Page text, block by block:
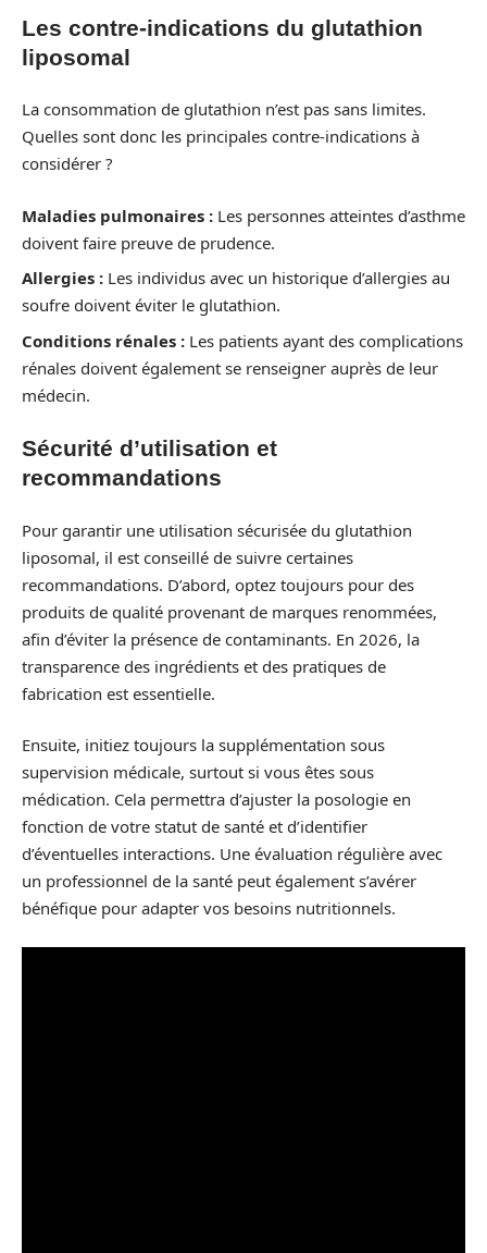
Les contre-indications du glutathion
liposomal
La consommation de glutathion n’est pas sans limites.
Quelles sont donc les principales contre-indications à
considérer ?
Maladies pulmonaires : Les personnes atteintes d’asthme
doivent faire preuve de prudence.
Allergies : Les individus avec un historique d’allergies au
soufre doivent éviter le glutathion.
Conditions rénales : Les patients ayant des complications
rénales doivent également se renseigner auprès de leur
médecin.
Sécurité d’utilisation et
recommandations
Pour garantir une utilisation sécurisée du glutathion
liposomal, il est conseillé de suivre certaines
recommandations. D’abord, optez toujours pour des
produits de qualité provenant de marques renommées,
afin d’éviter la présence de contaminants. En 2026, la
transparence des ingrédients et des pratiques de
fabrication est essentielle.
Ensuite, initiez toujours la supplémentation sous
supervision médicale, surtout si vous êtes sous
médication. Cela permettra d’ajuster la posologie en
fonction de votre statut de santé et d’identifier
d’éventuelles interactions. Une évaluation régulière avec
un professionnel de la santé peut également s’avérer
bénéfique pour adapter vos besoins nutritionnels.